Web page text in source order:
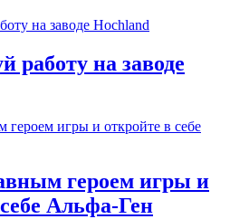
работу на заводе
героем игры и
Альфа-Ген